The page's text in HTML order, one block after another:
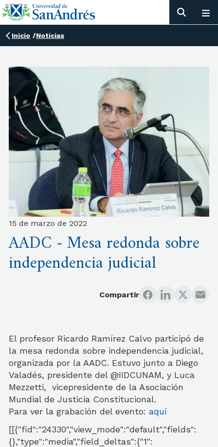
Inicio /Noticias
15 de marzo de 2022
AADC - Mesa redonda sobre
independencia judicial
Compartir
El profesor Ricardo Ramírez Calvo participó de
la mesa redonda sobre independencia judicial,
organizada por la AADC. Estuvo junto a Diego
Valadés, presidente del @IIDCUNAM, y Luca
Mezzetti, vicepresidente de la Asociación
Mundial de Justicia Constitucional.
Para ver la grabación del evento: aquí
[[{"fid":"24330","view_mode":"default","fields":
{},"type":"media","field_deltas":{"1":